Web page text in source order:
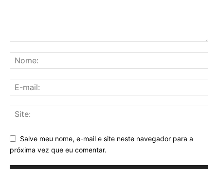
Salve meu nome, e-mail e site neste navegador para a
próxima vez que eu comentar.